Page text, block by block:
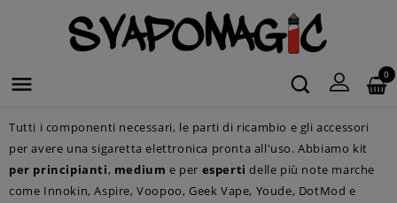
 0
Tutti i componenti necessari, le parti di ricambio e gli accessori
per avere una sigaretta elettronica pronta all'uso. Abbiamo kit
per principianti, mediume per esperti delle più note marche
come Innokin, Aspire, Voopoo, Geek Vape, Youde, DotMod e